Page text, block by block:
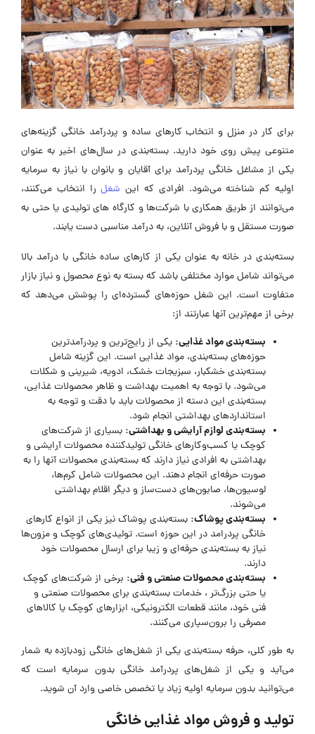
برای کار در منزل و انتخاب کارهای ساده و پردرآمد خانگی گزینه‌های
متنوعی پیش روی خود دارید. بسته‌بندی در سال‌های اخیر به عنوان
یکی از مشاغل خانگی پردرآمد برای آقایان و بانوان با نیاز به سرمایه
اولیه کم شناخته می‌شود. افرادی که این شغلرا انتخاب می‌کنند،
می‌توانند از طریق همکاری با شرکت‌ها و کارگاه‌ های تولیدی یا حتی به
صورت مستقل و با فروش آنلاین، به درآمد مناسبی دست یابند.
بسته‌بندی در خانه به عنوان یکی از کارهای ساده خانگی با درآمد بالا
می‌تواند شامل موارد مختلفی باشد که بسته به نوع محصول و نیاز بازار
متفاوت است. این شغل حوزه‌های گسترده‌ای را پوشش می‌دهد که
برخی از مهم‌ترین آنها عبارتند از:
بسته‌بندی مواد غذایی:یکی از رایج‌ترین و پردرآمدترین
حوزه‌های بسته‌بندی، مواد غذایی است. این گزینه شامل
بسته‌بندی خشکبار، سبزیجات خشک، ادویه، شیرینی و شکلات
می‌شود. با توجه به اهمیت بهداشت و ظاهر محصولات غذایی،
بسته‌بندی این دسته از محصولات باید با دقت و توجه به
استانداردهای بهداشتی انجام شود.
بسته‌بندی لوازم آرایشی و بهداشتی:بسیاری از شرکت‌های
کوچک یا کسب‌وکارهای خانگی تولیدکننده محصولات آرایشی و
بهداشتی به افرادی نیاز دارند که بسته‌بندی محصولات آنها را به
صورت حرفه‌ای انجام دهند. این محصولات شامل کرم‌ها،
لوسیون‌ها، صابون‌های دست‌ساز و دیگر اقلام بهداشتی
می‌شوند.
بسته‌بندی پوشاک:بسته‌بندی پوشاک نیز یکی از انواع کارهای
خانگی پردرامد در این حوزه است. تولیدی‌های کوچک و مزون‌ها
نیاز به بسته‌بندی حرفه‌ای و زیبا برای ارسال محصولات خود
دارند.
بسته‌بندی محصولات صنعتی و فنی:برخی از شرکت‌های کوچک
یا حتی بزرگ‌تر ، خدمات بسته‌بندی برای محصولات صنعتی و
فنی خود، مانند قطعات الکترونیکی، ابزارهای کوچک یا کالاهای
مصرفی را برون‌سپاری می‌کنند.
به طور کلی، حرفه بسته‌بندی یکی از شغل‌های خانگی زودبازده به شمار
می‌آید و یکی از شغل‌های پردرآمد خانگی بدون سرمایه است که
می‌توانید بدون سرمایه اولیه زیاد یا تخصص خاصی وارد آن شوید.
تولید و فروش مواد غذایی خانگی